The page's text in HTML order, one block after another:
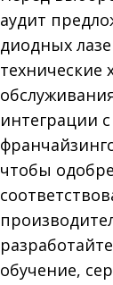
аудит
диодных
технические
интеграции
чтобы
обучение,